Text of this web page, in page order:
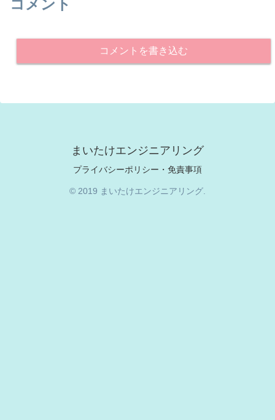
コメント
コメントを書き込む
まいたけエンジニアリング
プライバシーポリシー・免責事項
© 2019 まいたけエンジニアリング.